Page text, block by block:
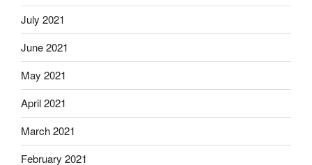
July 2021
June 2021
May 2021
April 2021
March 2021
February 2021